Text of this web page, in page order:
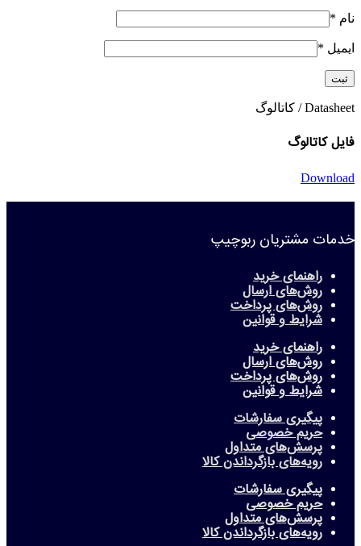
نام *
ایمیل *
Datasheet / کاتالوگ
فایل کاتالوگ
Download
خدمات مشتریان ربوچیپ
راهنمای خرید
روش‌های ارسال
روش‌های پرداخت
شرایط و قوانین
راهنمای خرید
روش‌های ارسال
روش‌های پرداخت
شرایط و قوانین
پیگیری سفارشات
حریم خصوصی
پرسش‌های متداول
رویه‌های بازگرداندن کالا
پیگیری سفارشات
حریم خصوصی
پرسش‌های متداول
رویه‌های بازگرداندن کالا